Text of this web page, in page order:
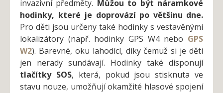
invazivní předměty. Můžou to být náramkové
hodinky, které je doprovází po většinu dne.
Pro děti jsou určeny také hodinky s vestavěnými
lokalizátory (např. hodinky GPS W4 nebo GPS
W2). Barevné, oku lahodící, díky čemuž si je děti
jen nerady sundávají. Hodinky také disponují
tlačítky SOS, která, pokud jsou stisknuta ve
stavu nouze, umožňují okamžité hlasové spojení